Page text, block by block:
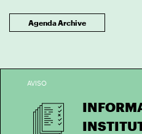
Agenda Archive
AVISO